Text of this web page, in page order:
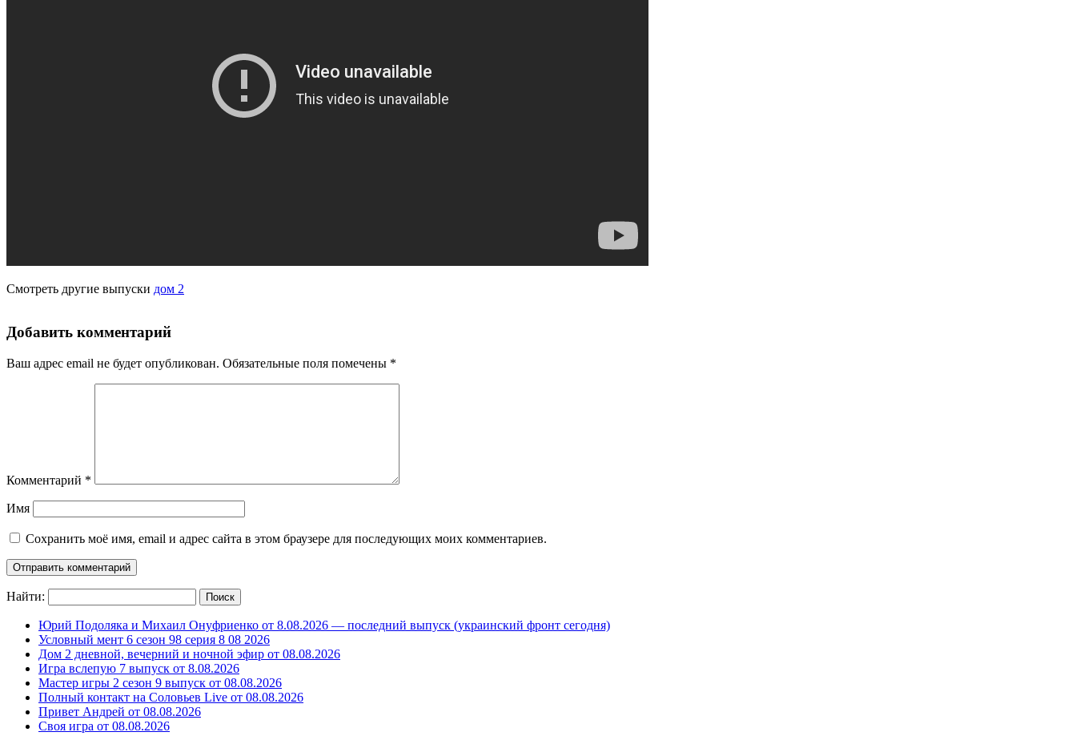
Смотреть другие выпуски дом 2
Добавить комментарий
Ваш адрес email не будет опубликован. Обязательные поля помечены *
Комментарий *
Имя
Сохранить моё имя, email и адрес сайта в этом браузере для последующих моих комментариев.
Найти:
Юрий Подоляка и Михаил Онуфриенко от 8.08.2026 — последний выпуск (украинский фронт сегодня)
Условный мент 6 сезон 98 серия 8 08 2026
Дом 2 дневной, вечерний и ночной эфир от 08.08.2026
Игра вслепую 7 выпуск от 8.08.2026
Мастер игры 2 сезон 9 выпуск от 08.08.2026
Полный контакт на Соловьев Live от 08.08.2026
Привет Андрей от 08.08.2026
Своя игра от 08.08.2026